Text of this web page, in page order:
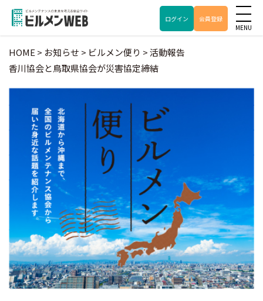
ログイン 会員登録
HOME > お知らせ > ビルメン便り >活動報告
香川協会と鳥取県協会が災害協定締結